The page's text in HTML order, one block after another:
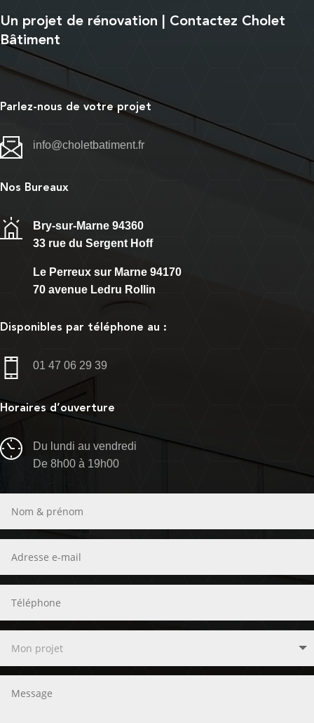
Un projet de rénovation | Contactez Cholet
Bâtiment
Parlez-nous de votre projet
info@choletbatiment.fr
Nos Bureaux
Bry-sur-Marne 94360
33 rue du Sergent Hoff
Le Perreux sur Marne 94170
70 avenue Ledru Rollin
Disponibles par téléphone au :
01 47 06 29 39
Horaires d’ouverture
Du lundi au vendredi
De 8h00 à 19h00